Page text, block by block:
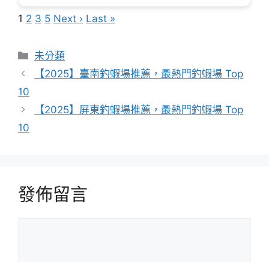
值偏低。交通便利，位於高雄市仁武區，設有停車
1 2 3 5 Next › Last »
分
類
未分類
【2025】臺南釣蝦場推薦，最熱門釣蝦場 Top
10
【2025】屏東釣蝦場推薦，最熱門釣蝦場 Top
10
發佈留言